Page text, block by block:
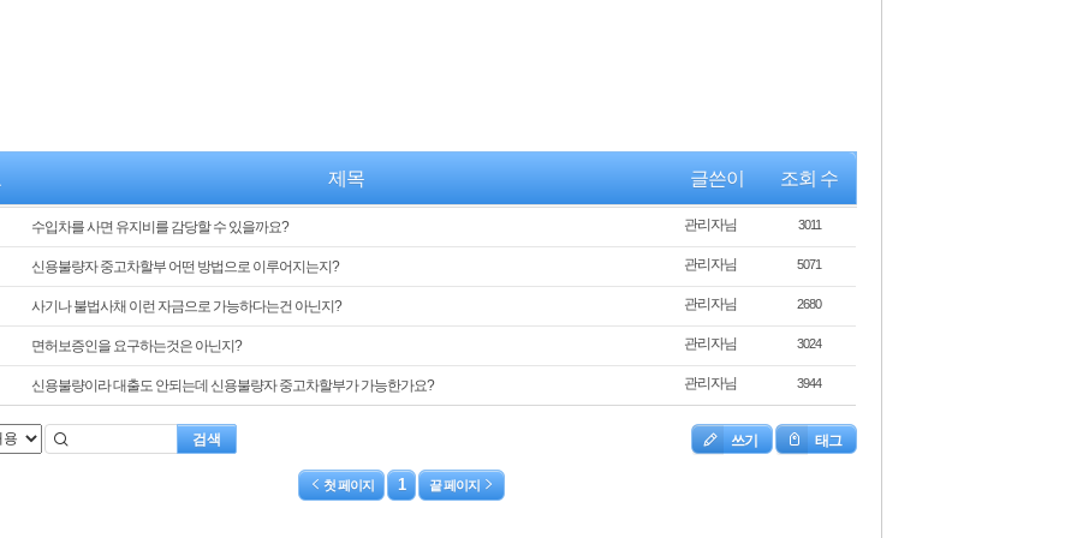
제목 글쓴이 조회 수
수입차를 사면 유지비를 감당할 수 있을까요? 관리자님 3011
신용불량자 중고차할부 어떤 방법으로 이루어지는지? 관리자님 5071
사기나 불법사채 이런 자금으로 가능하다는건 아닌지? 관리자님 2680
면허보증인을 요구하는것은 아닌지? 관리자님 3024
신용불량이라 대출도 안되는데 신용불량자 중고차할부가 가능한가요? 관리자님 3944
쓰기 태그
검색
첫 페이지 1 끝 페이지